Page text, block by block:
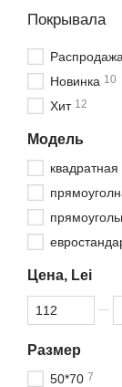
Покрывала
Распродажа
Новинка 10
Хит 12
Модель
квадратная
Цена, Lei
От Цена, Lei
До Цена, Lei
Размер
50*70 7